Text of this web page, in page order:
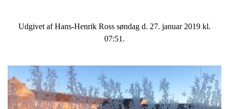
Udgivet af Hans-Henrik Ross søndag d. 27. januar 2019 kl.
07:51.